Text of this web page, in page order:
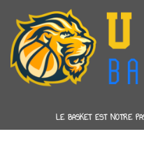
LE BASKET EST NOTRE